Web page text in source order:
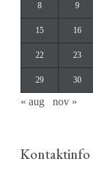
8 9
15 16
22 23
29 30
« aug nov »
Kontaktinfo